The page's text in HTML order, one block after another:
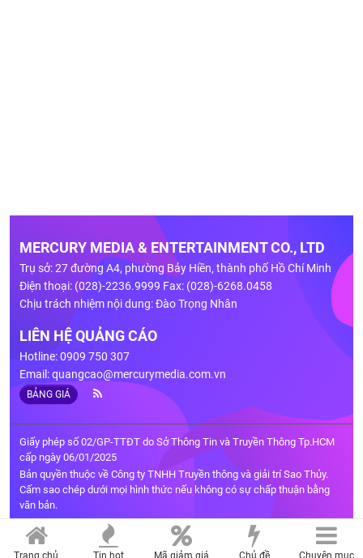
MERCURY MEDIA & ENTERTAINMENT CO., LTD
Trụ sở: 27 đường A4, phường Bảy Hiền, thành phố Hồ Chí Minh
Điện thoại: (028)-2236.9999 Fax: (028)-6268.0458
Chịu trách nhiệm nội dung: Đào Trọng Nhân
LIÊN HỆ QUẢNG CÁO
Hotline: 0909 750 307
Email:quangcao@mercurymedia.com.vn
BẢNG GIÁ
Giấy phép số 02/GP-TTĐT do Sở Thông Tin và Truyền Thông Tp.HCM
cấp ngày 06/01/2025
Bản quyền thuộc về Công ty TNHH Truyền thông và giải trí Sao Thủy.
Cấm sao chép dưới mọi hình thức nếu không có sự chấp thuận bằng
văn bản.
Trang chủ Tin hot Mã giảm giá Chủ đề Chuyên mục